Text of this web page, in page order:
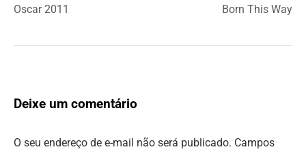
Oscar 2011
Born This Way
Deixe um comentário
O seu endereço de e-mail não será publicado. Campos